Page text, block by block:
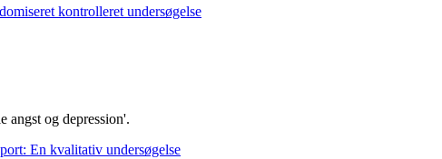
kontrolleret undersøgelse
angst og depression'.
En kvalitativ undersøgelse